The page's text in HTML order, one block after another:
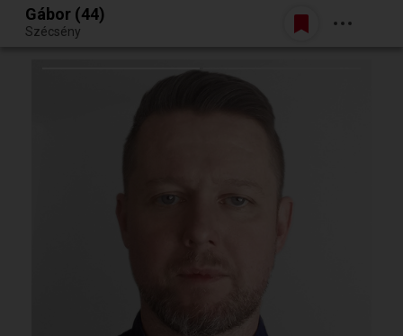
Egy jó randiból bármi lehet.
Belépés
Gábor (44)
Szécsény